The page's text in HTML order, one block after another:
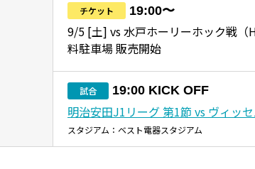
チケット 19:00〜
9/5 [土] vs 水戸ホーリーホック戦（
料駐車場 販売開始
試合 19:00 KICK OFF
明治安田J1リーグ 第1節 vs ヴィッ
スタジアム：ベスト電器スタジアム